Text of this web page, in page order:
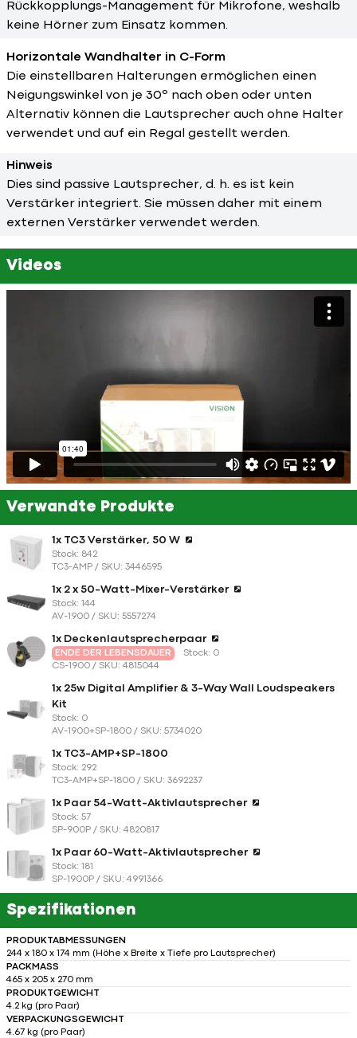
Rückkopplungs-Management für Mikrofone, weshalb
keine Hörner zum Einsatz kommen.
Horizontale Wandhalter in C-Form
Die einstellbaren Halterungen ermöglichen einen
Neigungswinkel von je 30º nach oben oder unten
Alternativ können die Lautsprecher auch ohne Halter
verwendet und auf ein Regal gestellt werden.
Hinweis
Dies sind passive Lautsprecher, d. h. es ist kein
Verstärker integriert. Sie müssen daher mit einem
externen Verstärker verwendet werden.
Videos
Verwandte Produkte
1x TC3 Verstärker, 50 W
Stock: 842
TC3-AMP / SKU: 3446595
1x 2 x 50-Watt-Mixer-Verstärker
Stock: 144
AV-1900 / SKU: 5557274
1x Deckenlautsprecherpaar
ENDE DER LEBENSDAUER
Stock: 0
CS-1900 / SKU: 4815044
1x 25w Digital Amplifier & 3-Way Wall Loudspeakers
Kit
Stock: 0
AV-1900+SP-1800 / SKU: 5734020
1x TC3-AMP+SP-1800
Stock: 292
TC3-AMP+SP-1800 / SKU: 3692237
1x Paar 54-Watt-Aktivlautsprecher
Stock: 57
SP-900P / SKU: 4820817
1x Paar 60-Watt-Aktivlautsprecher
Stock: 181
SP-1900P / SKU: 4991366
Spezifikationen
PRODUKTABMESSUNGEN
244 x 180 x 174 mm (Höhe x Breite x Tiefe pro Lautsprecher)
PACKMASS
465 x 205 x 270 mm
PRODUKTGEWICHT
4.2 kg (pro Paar)
VERPACKUNGSGEWICHT
4.67 kg (pro Paar)